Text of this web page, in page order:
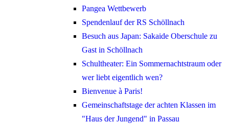
Pangea Wettbewerb
Spendenlauf der RS Schöllnach
Besuch aus Japan: Sakaide Oberschule zu
Gast in Schöllnach
Schultheater: Ein Sommernachtstraum oder
wer liebt eigentlich wen?
Bienvenue à Paris!
Gemeinschaftstage der achten Klassen im
"Haus der Jungend" in Passau